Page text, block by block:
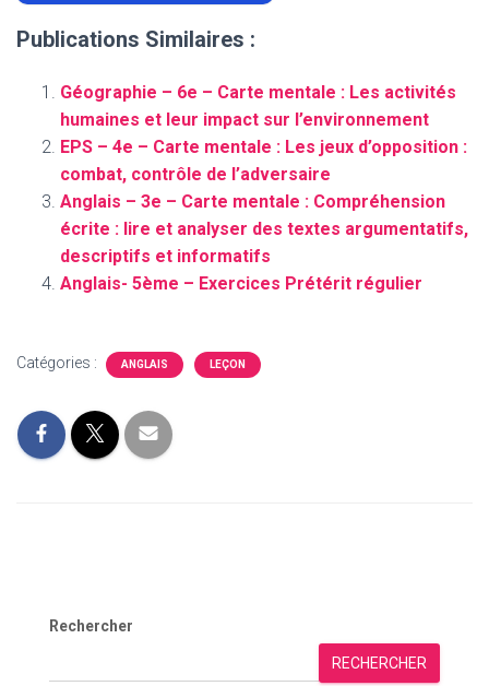
Publications Similaires :
Géographie – 6e – Carte mentale : Les activités
humaines et leur impact sur l’environnement
EPS – 4e – Carte mentale : Les jeux d’opposition :
combat, contrôle de l’adversaire
Anglais – 3e – Carte mentale : Compréhension
écrite : lire et analyser des textes argumentatifs,
descriptifs et informatifs
Anglais- 5ème – Exercices Prétérit régulier
Catégories : ANGLAIS LEÇON
Rechercher
RECHERCHER